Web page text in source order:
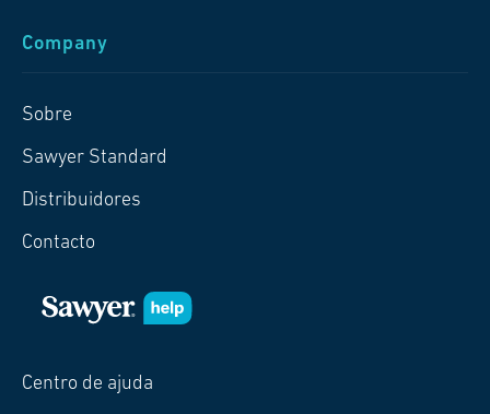
Company
Sobre
Sawyer Standard
Distribuidores
Contacto
Centro de ajuda